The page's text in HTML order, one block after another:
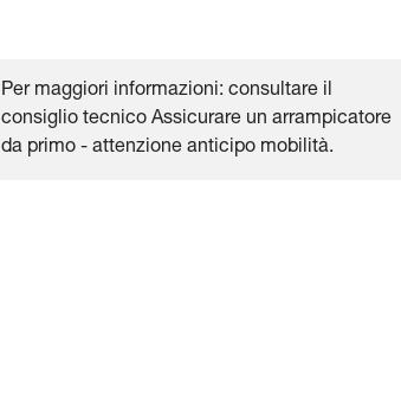
Per maggiori informazioni: consultare il
consiglio tecnico Assicurare un arrampicatore
da primo - attenzione anticipo mobilità.